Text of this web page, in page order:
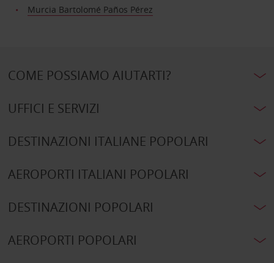
Murcia Bartolomé Paños Pérez
COME POSSIAMO AIUTARTI?
UFFICI E SERVIZI
DESTINAZIONI ITALIANE POPOLARI
AEROPORTI ITALIANI POPOLARI
DESTINAZIONI POPOLARI
AEROPORTI POPOLARI